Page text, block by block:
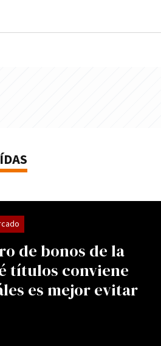
de bonos de la
títulos conviene
es mejor evitar